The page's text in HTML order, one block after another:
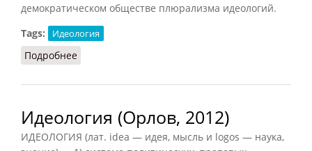
демократическом обществе плюрализма идеологий.
Tags:
Идеология
Подробнее
Идеология (Орлов, 2012)
ИДЕОЛОГИЯ (лат. idea — идея, мысль и logos — наука,